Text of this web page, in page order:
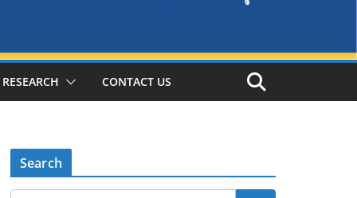
RESEARCH CONTACT US
Search